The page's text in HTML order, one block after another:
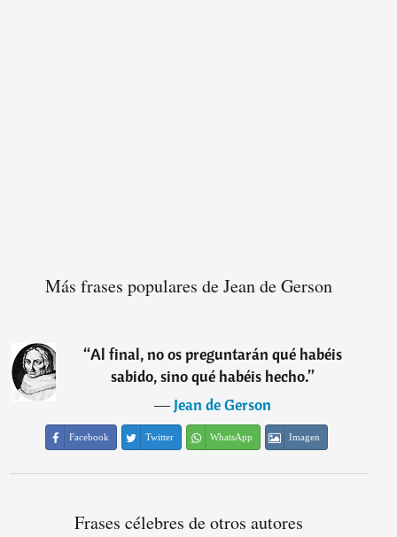
Más frases populares de Jean de Gerson
“Al final, no os preguntarán qué habéis
sabido, sino qué habéis hecho.”
―Jean de Gerson
Facebook Twitter WhatsApp Imagen
Frases célebres de otros autores